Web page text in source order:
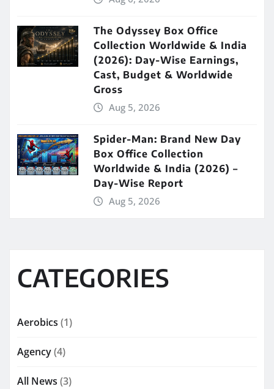
The Odyssey Box Office
Collection Worldwide & India
(2026): Day-Wise Earnings,
Cast, Budget & Worldwide
Gross
Aug 5, 2026
Spider-Man: Brand New Day
Box Office Collection
Worldwide & India (2026) –
Day-Wise Report
Aug 5, 2026
CATEGORIES
Aerobics (1)
Agency(4)
All News (3)